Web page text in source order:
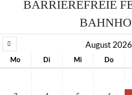
BARRIEREFREIE
August 2026
Mo Di Mi Do